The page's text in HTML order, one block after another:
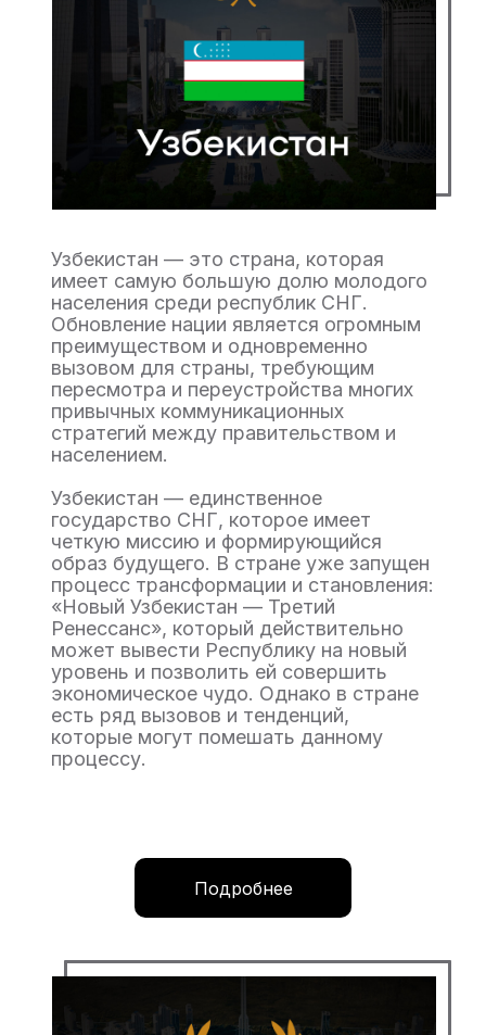
Узбекистан — это страна, которая
имеет самую большую долю молодого
населения среди республик СНГ.
Обновление нации является огромным
преимуществом и одновременно
вызовом для страны, требующим
пересмотра и переустройства многих
привычных коммуникационных
стратегий между правительством и
населением.
Узбекистан — единственное
государство СНГ, которое имеет
четкую миссию и формирующийся
образ будущего. В стране уже запущен
процесс трансформации и становления:
«Новый Узбекистан — Третий
Ренессанс», который действительно
может вывести Республику на новый
уровень и позволить ей совершить
экономическое чудо. Однако в стране
есть ряд вызовов и тенденций,
которые могут помешать данному
процессу.
Подробнее